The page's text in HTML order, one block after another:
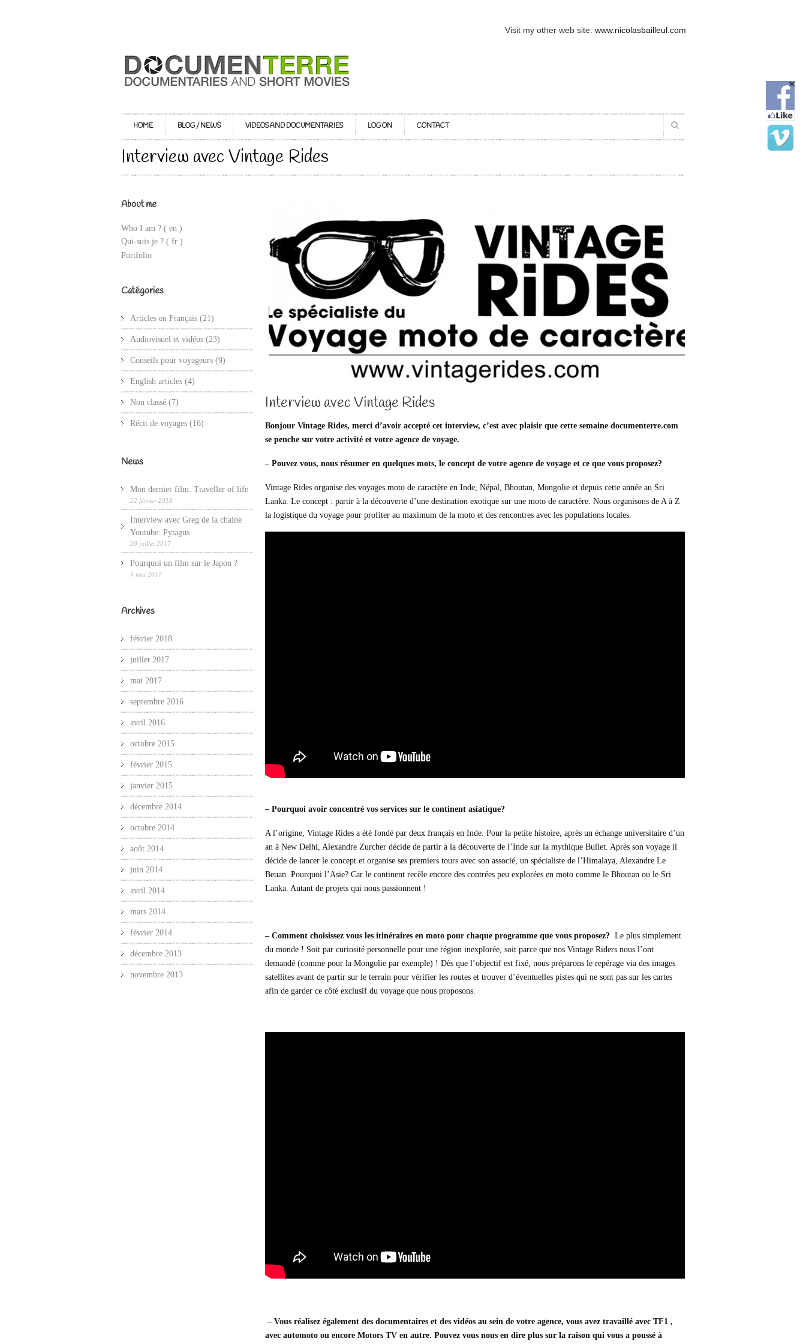
Visit my other web site: www.nicolasbailleul.com
HOME BLOG / NEWS VIDEOS AND DOCUMENTARIES LOG ON CONTACT
Interview avec Vintage Rides
Interview avec Vintage Rides
Bonjour Vintage Rides, merci d’avoir accepté cet interview, c’est avec plaisir que cette semaine documenterre.com
se penche sur votre activité et votre agence de voyage.
– Pouvez vous, nous résumer en quelques mots, le concept de votre agence de voyage et ce que vous proposez?
Vintage Rides organise des voyages moto de caractère en Inde, Népal, Bhoutan, Mongolie et depuis cette année au Sri
Lanka. Le concept : partir à la découverte d’une destination exotique sur une moto de caractère. Nous organisons de A à Z
la logistique du voyage pour profiter au maximum de la moto et des rencontres avec les populations locales.
– Pourquoi avoir concentré vos services sur le continent asiatique?
A l’origine, Vintage Rides a été fondé par deux français en Inde. Pour la petite histoire, après un échange universitaire d’un
an à New Delhi, Alexandre Zurcher décide de partir à la découverte de l’Inde sur la mythique Bullet. Après son voyage il
décide de lancer le concept et organise ses premiers tours avec son associé, un spécialiste de l’Himalaya, Alexandre Le
Beuan. Pourquoi l’Asie? Car le continent recèle encore des contrées peu explorées en moto comme le Bhoutan ou le Sri
Lanka. Autant de projets qui nous passionnent !
– Comment choisissez vous les itinéraires en moto pour chaque programme que vous proposez? Le plus simplement
du monde ! Soit par curiosité personnelle pour une région inexplorée, soit parce que nos Vintage Riders nous l’ont
demandé (comme pour la Mongolie par exemple) ! Dès que l’objectif est fixé, nous préparons le repérage via des images
satellites avant de partir sur le terrain pour vérifier les routes et trouver d’éventuelles pistes qui ne sont pas sur les cartes
afin de garder ce côté exclusif du voyage que nous proposons.
– Vous réalisez également des documentaires et des vidéos au sein de votre agence, vous avez travaillé avec TF1 ,
avec automoto ou encore Motors TV en autre. Pouvez vous nous en dire plus sur la raison qui vous a poussé à
About me
Who I am ? ( en )
Qui-suis je ? ( fr )
Portfolio
Catégories
Articles en Français (21)
Audiovisuel et vidéos (23)
Conseils pour voyageurs (9)
English articles (4)
Non classé (7)
Récit de voyages (16)
News
Mon dernier film. Traveller of life
22 février 2018
Interview avec Greg de la chaine
Youtube: Pytagus
20 juillet 2017
Pourquoi un film sur le Japon ?
4 mai 2017
Archives
février 2018
juillet 2017
mai 2017
septembre 2016
avril 2016
octobre 2015
février 2015
janvier 2015
décembre 2014
octobre 2014
août 2014
juin 2014
avril 2014
mars 2014
février 2014
décembre 2013
novembre 2013